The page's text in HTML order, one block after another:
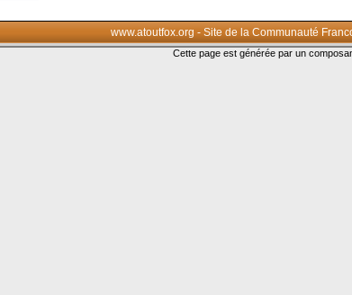
www.atoutfox.org - Site de la Communauté
Cette page est générée par un